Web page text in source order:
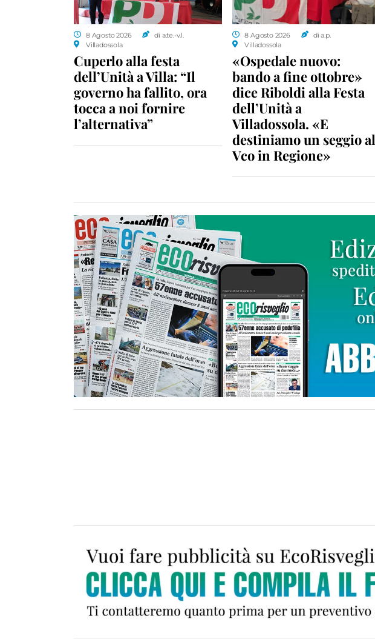
8 Agosto 2026
di a.te.-v.l.
Villadossola
Cuperlo alla festa
dell’Unità a Villa: “Il
governo ha fallito, ora
tocca a noi fornire
l’alternativa”
8 Agosto 2026
di a.p.
Villadossola
«Ospedale nuovo:
bando a fine ottobre»
dice Riboldi alla Festa
dell’Unità a
Villadossola. «E
destiniamo un seggio al
Vco in Regione»